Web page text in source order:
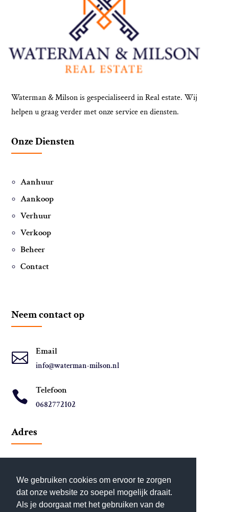
We gebruiken cookies om ervoor te zorgen
dat onze website zo soepel mogelijk draait.
Als je doorgaat met het gebruiken van de
Waterman & Milson is gespecialiseerd in Real estate. Wij
helpen u graag verder met onze service en diensten.
Onze Diensten
Aanhuur
Aankoop
Verhuur
Verkoop
Beheer
Contact
Neem contact op
 Email
info@waterman-milson.nl
 Telefoon
0682772102
Adres